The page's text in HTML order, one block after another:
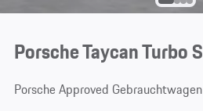
Porsche Taycan Turbo S
Porsche Approved Gebrauchtwagen